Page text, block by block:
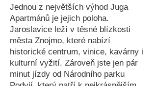
Jednou z největších výhod Juga
Apartmánů je jejich poloha.
Jaroslavice leží v těsné blízkosti
města Znojmo, které nabízí
historické centrum, vinice, kavárny i
kulturní vyžití. Zároveň jste jen pár
minut jízdy od Národního parku